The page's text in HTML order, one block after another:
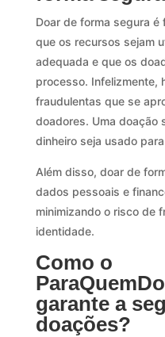
Doar de forma segura
que os recursos sejam
adequada e que os
processo. Infelizmente,
fraudulentas que se
doadores. Uma doação
dinheiro seja usado
Além disso, doar de
dados pessoais e
minimizando o risco de
identidade.
Como o
garante a
doações?